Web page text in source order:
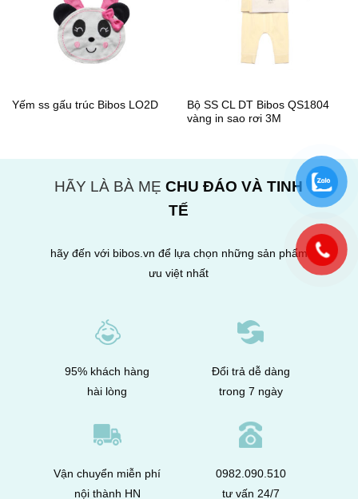
Yếm ss gấu trúc Bibos LO2D
Bộ SS CL DT Bibos QS1804
vàng in sao rơi 3M
HÃY LÀ BÀ MẸ CHU ĐÁO VÀ TINH
TẾ
hãy đến với bibos.vn để lựa chọn những sản phẩm
ưu việt nhất
95% khách hàng
hài lòng
Đổi trả dễ dàng
trong 7 ngày
Vận chuyển miễn phí
nội thành HN
0982.090.510
tư vấn 24/7